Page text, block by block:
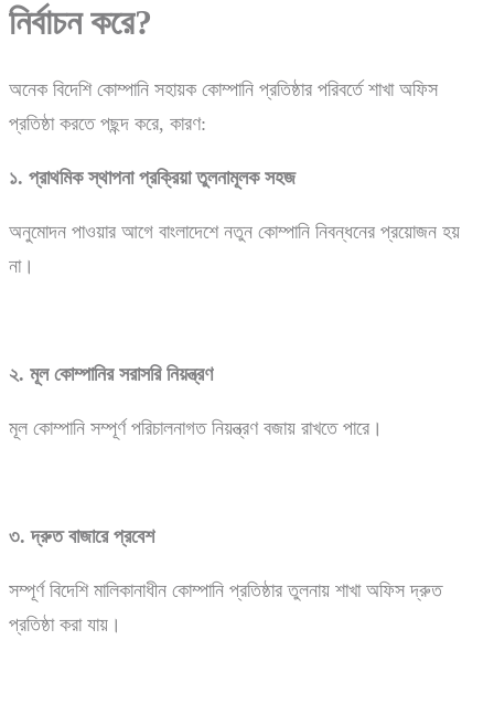
নির্বাচনকরে?
অনেক বিদেশি কোম্পানি সহায়ক কোম্পানি প্রতিষ্ঠার পরিবর্তে শাখা অফিস
প্রতিষ্ঠা করতে পছন্দ করে, কারণ:
১. প্রাথমিকস্থাপনাপ্রক্রিয়াতুলনামূলক সহজ
অনুমোদন পাওয়ার আগে বাংলাদেশে নতুন কোম্পানি নিবন্ধনের প্রয়োজন হয়
না।
২. মূল কোম্পানির সরাসরি নিয়ন্ত্রণ
মূল কোম্পানি সম্পূর্ণ পরিচালনাগত নিয়ন্ত্রণ বজায় রাখতে পারে।
৩.দ্রুতবাজারে প্রবেশ
সম্পূর্ণ বিদেশি মালিকানাধীন কোম্পানি প্রতিষ্ঠার তুলনায় শাখা অফিস দ্রুত
প্রতিষ্ঠা করা যায়।